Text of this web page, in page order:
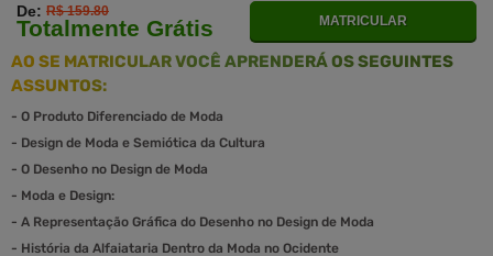
De: R$ 159.80
Totalmente Grátis MATRICULAR
AO SE MATRICULAR VOCÊ APRENDERÁ OS SEGUINTES
ASSUNTOS:
- O Produto Diferenciado de Moda
- Design de Moda e Semiótica da Cultura
- O Desenho no Design de Moda
- Moda e Design:
- A Representação Gráfica do Desenho no Design de Moda
- História da Alfaiataria Dentro da Moda no Ocidente